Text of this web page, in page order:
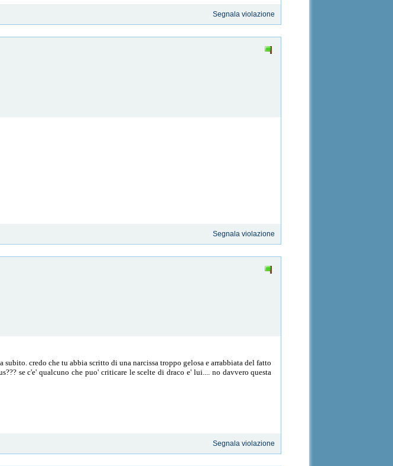
Segnala violazione
Segnala violazione
credo che tu abbia scritto di una narcissa troppo gelosa e arrabbiata del fatto
se c'e' qualcuno che puo' criticare le scelte di draco e' lui.... no davvero questa
Segnala violazione